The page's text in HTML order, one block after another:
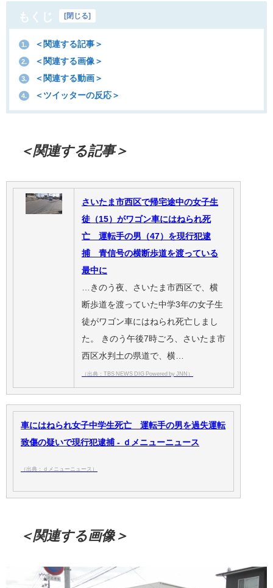
もくじ [閉じる]
1. ＜関連する記事＞
2. ＜関連する画像＞
3. ＜関連する動画＞
4. ＜ツイッターの反応＞
＜関連する記事＞
さいたま市西区で帰宅途中の女子生
徒（15）がワゴン車にはねられ死
亡 運転手の男（47）を現行犯逮
捕 青信号の横断歩道を渡っている
最中に
…きのう夜、さいたま市西区で、横
断歩道を渡っていた中学3年の女子生
徒がワゴン車にはねられ死亡しまし
た。 きのう午後7時ごろ、さいたま市
西区水判土の県道で、横…
（出典：TBS NEWS DIG Powered by JNN）
車にはねられ女子中学生死亡 運転手の男を過失運転
致傷の疑いで現行犯逮捕 - ｄメニューニュース
（出典：ｄメニューニュース）
＜関連する画像＞